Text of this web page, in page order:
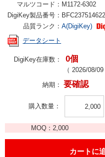
マルツコード： M1172-6302
DigiKey製品番号：
品質ランク： A(DigiKey)
データシート
DigiKey在庫数： 0個
（ 2026/08/
納期： 要確認
購入数量
MOQ： 2,000